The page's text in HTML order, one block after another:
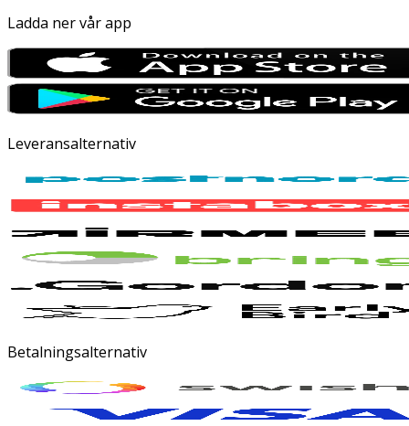
Ladda ner vår app
Leveransalternativ
Betalningsalternativ